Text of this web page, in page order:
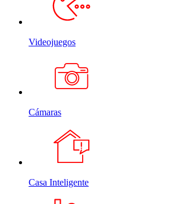
Videojuegos
Cámaras
Casa Inteligente